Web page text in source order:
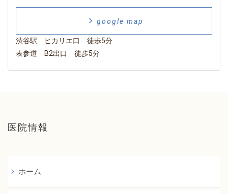
google map
渋谷駅 ヒカリエ口 徒歩5分
表参道 B2出口 徒歩5分
医院情報
ホーム